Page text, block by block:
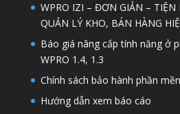
WPRO IZI – ĐƠN GIẢN – TIỆN
QUẢN LÝ KHO, BÁN HÀNG
Báo giá nâng cấp tính năng ở
WPRO 1.4, 1.3
Chính sách bảo hành phần
Hướng dẫn xem báo cáo